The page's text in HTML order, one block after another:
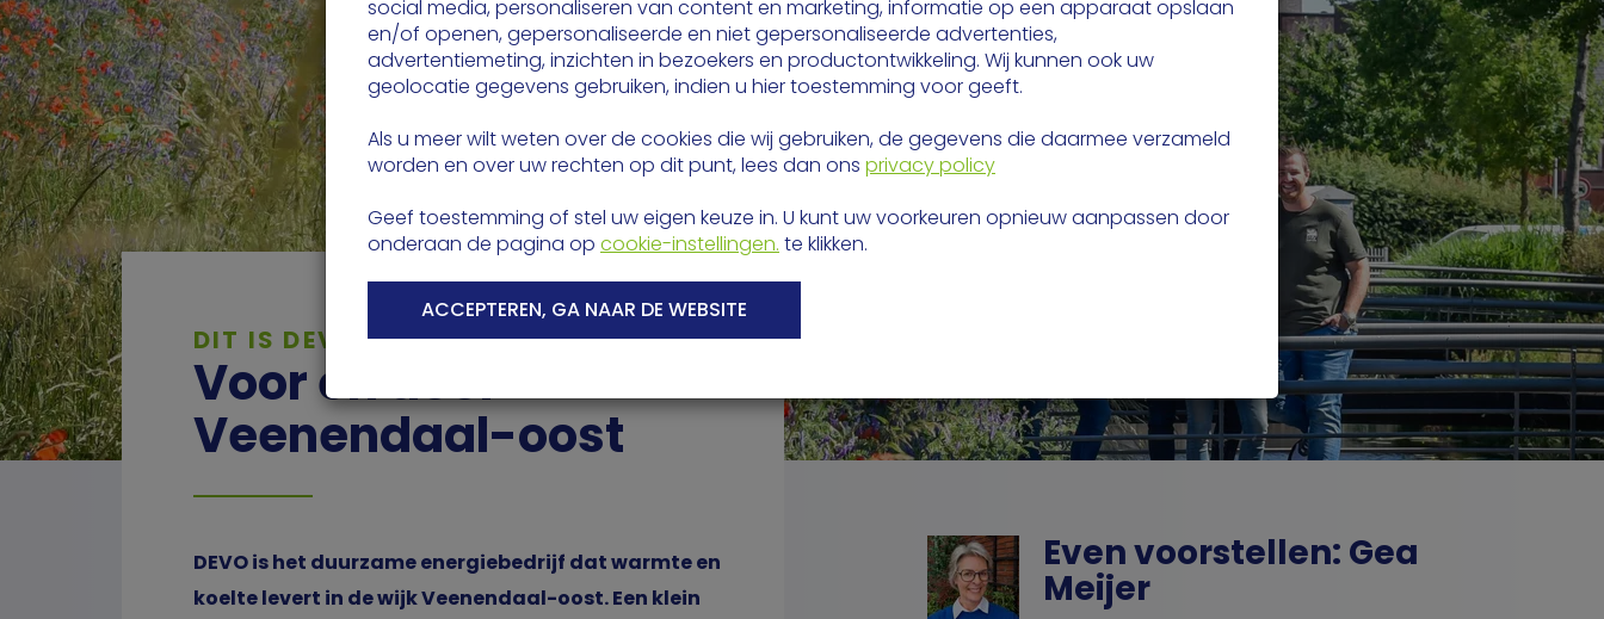
DIT IS DEVO
Voor en door
Veenendaal-oost
DEVO is het duurzame energiebedrijf dat warmte en
koelte levert in de wijk Veenendaal-oost. Een klein
Even voorstellen: Gea
Meijer
social media, personaliseren van content en marketing, informatie op een apparaat opslaan
en/of openen, gepersonaliseerde en niet gepersonaliseerde advertenties,
advertentiemeting, inzichten in bezoekers en productontwikkeling. Wij kunnen ook uw
geolocatie gegevens gebruiken, indien u hier toestemming voor geeft.
Als u meer wilt weten over de cookies die wij gebruiken, de gegevens die daarmee verzameld
worden en over uw rechten op dit punt, lees dan ons privacy policy
Geef toestemming of stel uw eigen keuze in. U kunt uw voorkeuren opnieuw aanpassen door
onderaan de pagina op cookie-instellingen. te klikken.
ACCEPTEREN, GA NAAR DE WEBSITE